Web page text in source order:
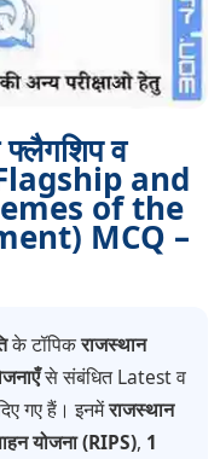
फ्लैगशिप व
and
of the
MCQ –
के टॉपिकराजस्थान
से संबंधित Latest व
गए हैं। इनमेंराजस्थान
योजना (RIPS), 1